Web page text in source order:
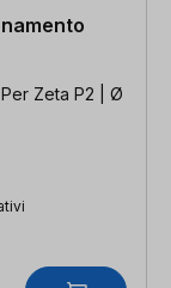
Zeta P2 | Ø